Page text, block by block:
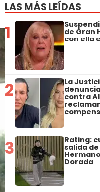
LAS MÁS LEÍDAS
1 de Gran
con ella
2 La
contra
3 Rating:
salida
Dorada